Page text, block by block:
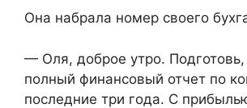
Она набрала номер своего
— Оля, доброе утро.
полный финансовый отчет по
последние три года. С